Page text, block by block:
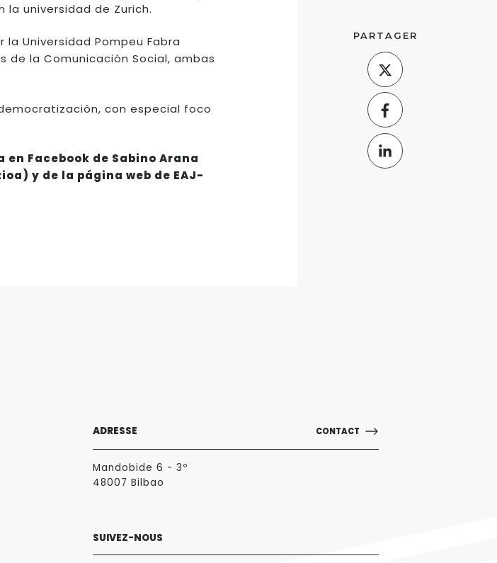
la universidad de Zurich.
Universidad Pompeu Fabra
de la Comunicación Social, ambas
con especial foco
Facebook de Sabino Arana
y de la página web de EAJ-
PARTAGER
ADRESSE CONTACT
Mandobide 6 - 3º
48007 Bilbao
SUIVEZ-NOUS